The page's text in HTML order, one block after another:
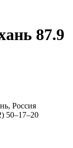
87.9
Россия
50–17–20